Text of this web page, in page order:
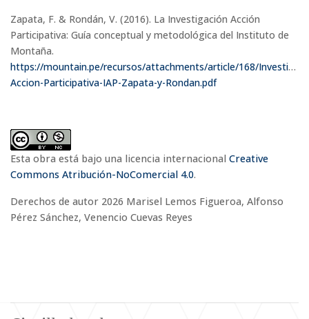
Zapata, F. & Rondán, V. (2016). La Investigación Acción
Participativa: Guía conceptual y metodológica del Instituto de
Montaña.
https://mountain.pe/recursos/attachments/article/168/
Accion-Participativa-IAP-Zapata-y-Rondan.pdf
Esta obra está bajo una licencia internacional Creative
Commons Atribución-NoComercial 4.0.
Derechos de autor 2026 Marisel Lemos Figueroa, Alfonso
Pérez Sánchez, Venencio Cuevas Reyes